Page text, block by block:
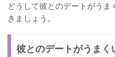
どうして彼とのデートがう
きましょう。
彼とのデートがうまく